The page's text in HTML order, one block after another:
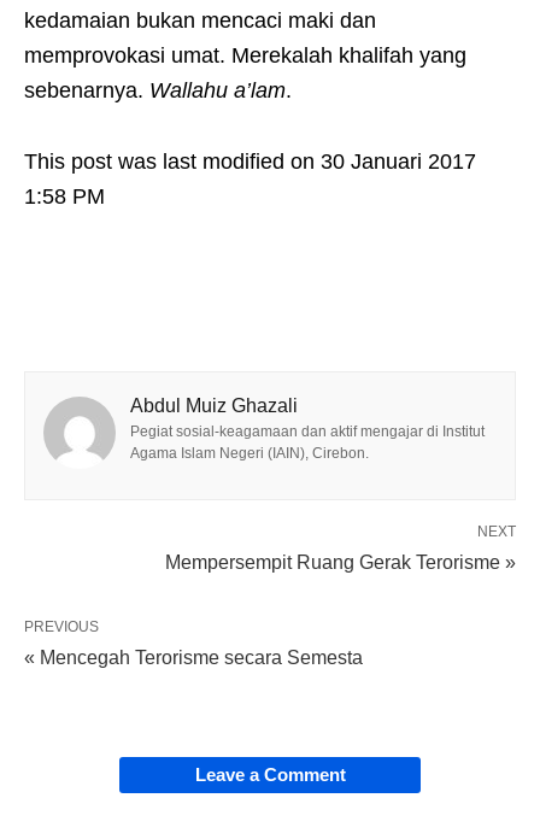
kedamaian bukan mencaci maki dan
memprovokasi umat. Merekalah khalifah yang
sebenarnya. Wallahu a’lam.
This post was last modified on 30 Januari 2017
1:58 PM
Abdul Muiz Ghazali
Pegiat sosial-keagamaan dan aktif mengajar di Institut
Agama Islam Negeri (IAIN), Cirebon.
NEXT
Mempersempit Ruang Gerak Terorisme »
PREVIOUS
« Mencegah Terorisme secara Semesta
Leave a Comment